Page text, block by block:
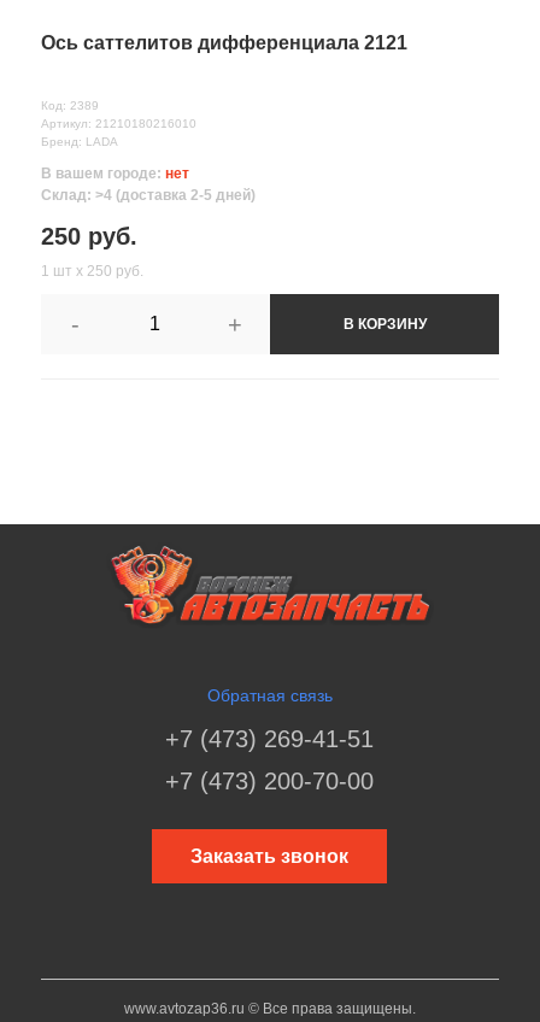
Ось саттелитов дифференциала 2121
Код: 2389
Артикул: 21210180216010
Бренд: LADA
В вашем городе: нет
Склад: >4 (доставка 2-5 дней)
250 руб.
1 шт х 250 руб.
- + В КОРЗИНУ
Обратная связь
+7 (473) 269-41-51
+7 (473) 200-70-00
Заказать звонок
www.avtozap36.ru © Все права защищены.